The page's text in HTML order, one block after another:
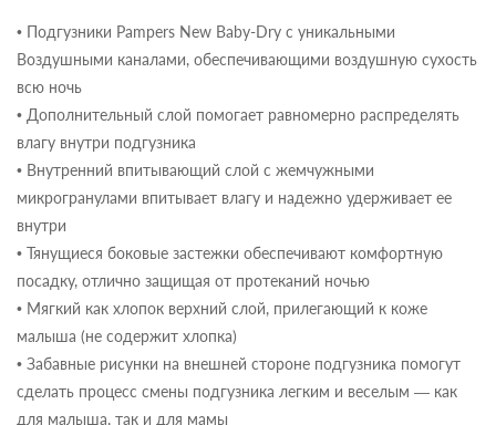
• Подгузники Pampers New Baby-Dry с уникальными
Воздушными каналами, обеспечивающими воздушную сухость
всю ночь
• Дополнительный слой помогает равномерно распределять
влагу внутри подгузника
• Внутренний впитывающий слой с жемчужными
микрогранулами впитывает влагу и надежно удерживает ее
внутри
• Тянущиеся боковые застежки обеспечивают комфортную
посадку, отлично защищая от протеканий ночью
• Мягкий как хлопок верхний слой, прилегающий к коже
малыша (не содержит хлопка)
• Забавные рисунки на внешней стороне подгузника помогут
сделать процесс смены подгузника легким и веселым — как
для малыша, так и для мамы